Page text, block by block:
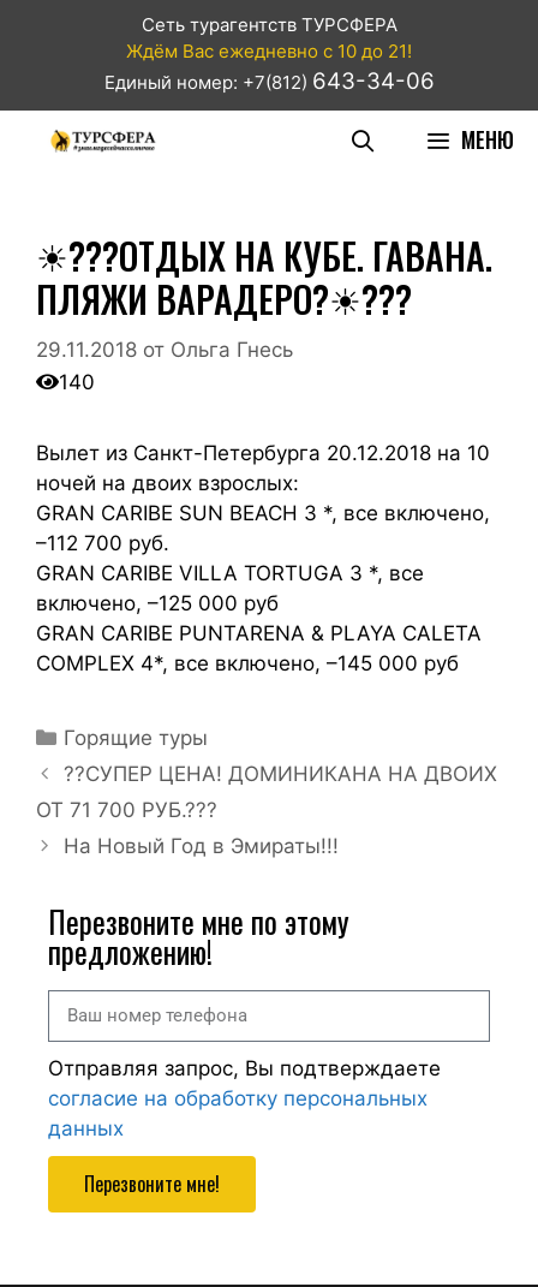
Сеть турагентств ТУРСФЕРА
Ждём Вас ежедневно с 10 до 21!
Единый номер: +7(812) 643-34-06
МЕНЮ
☀???ОТДЫХ НА КУБЕ. ГАВАНА.
ПЛЯЖИ ВАРАДЕРО?☀???
29.11.2018 от Ольга Гнесь
140
Вылет из Санкт-Петербурга 20.12.2018 на 10
ночей на двоих взрослых:
GRAN CARIBE SUN BEACH 3 *, все включено,
–112 700 руб.
GRAN CARIBE VILLA TORTUGA 3 *, все
включено, –125 000 руб
GRAN CARIBE PUNTARENA & PLAYA CALETA
COMPLEX 4*, все включено, –145 000 руб
Горящие туры
??СУПЕР ЦЕНА! ДОМИНИКАНА НА ДВОИХ
ОТ 71 700 РУБ.???
На Новый Год в Эмираты!!!
Перезвоните мне по этому
предложению!
Отправляя запрос, Вы подтверждаете
согласие на обработку персональных
данных
Перезвоните мне!